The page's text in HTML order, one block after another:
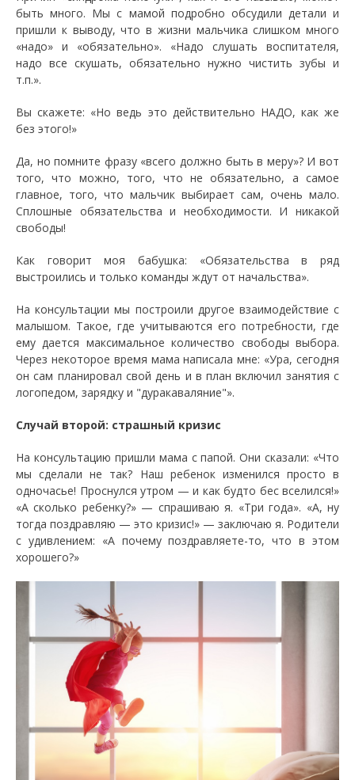
быть много. Мы с мамой подробно обсудили детали и
пришли к выводу, что в жизни мальчика слишком много
«надо» и «обязательно». «Надо слушать воспитателя,
надо все скушать, обязательно нужно чистить зубы и
т.п.».
Вы скажете: «Но ведь это действительно НАДО, как же
без этого!»
Да, но помните фразу «всего должно быть в меру»? И вот
того, что можно, того, что не обязательно, а самое
главное, того, что мальчик выбирает сам, очень мало.
Сплошные обязательства и необходимости. И никакой
свободы!
Как говорит моя бабушка: «Обязательства в ряд
выстроились и только команды ждут от начальства».
На консультации мы построили другое взаимодействие с
малышом. Такое, где учитываются его потребности, где
ему дается максимальное количество свободы выбора.
Через некоторое время мама написала мне: «Ура, сегодня
он сам планировал свой день и в план включил занятия с
логопедом, зарядку и "дуракаваляние"».
Случай второй: страшный кризис
На консультацию пришли мама с папой. Они сказали: «Что
мы сделали не так? Наш ребенок изменился просто в
одночасье! Проснулся утром — и как будто бес вселился!»
«А сколько ребенку?» — спрашиваю я. «Три года». «А, ну
тогда поздравляю — это кризис!» — заключаю я. Родители
с удивлением: «А почему поздравляете-то, что в этом
хорошего?»